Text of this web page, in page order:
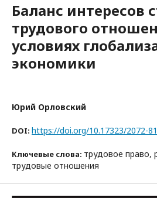
Баланс интересов
трудового
условиях
экономики
Юрий Орловский
DOI: https://doi.org/10.17323/2072-
Ключевые слова: трудовое право,
трудовые отношения